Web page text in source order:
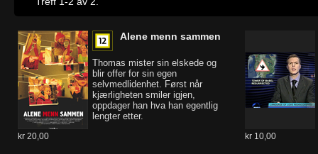
Alene menn sammen
Thomas mister sin elskede og
blir offer for sin egen
selvmedlidenhet. Først når
kjærligheten smiler igjen,
oppdager han hva han egentlig
lengter etter.
kr 20,00 kr 10,00